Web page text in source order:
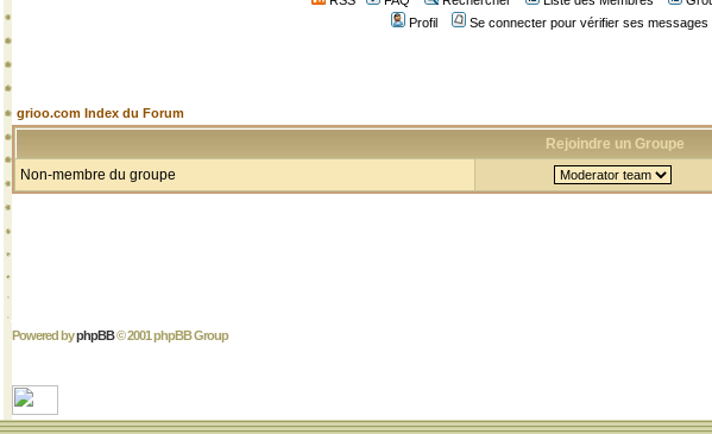
Profil
Se connecter pour vérifier ses messages
grioo.com Index du Forum
Rejoindre un Groupe
Non-membre du groupe
Powered byphpBB© 2001 phpBB Group